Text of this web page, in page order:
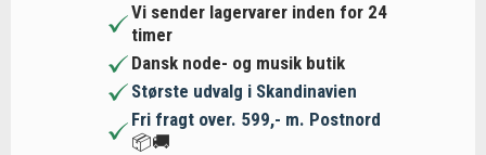
Vi sender lagervarer inden for 24
timer
Dansk node- og musik butik
Største udvalg i Skandinavien
Fri fragt over. 599,- m. Postnord
📦🚚